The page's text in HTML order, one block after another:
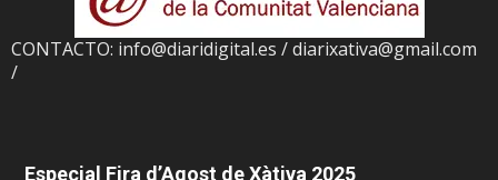
CONTACTO: info@diaridigital.es / diarixativa@gmail.com
/
Especial Fira d’Agost de Xàtiva 2025